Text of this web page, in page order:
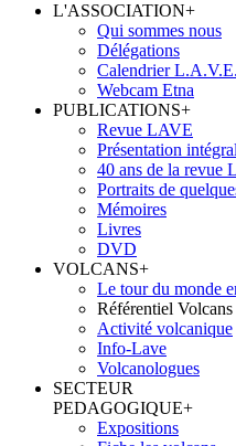
L'ASSOCIATION+
Qui sommes nous
Délégations
Calendrier L.A.V.E.
Webcam Etna
PUBLICATIONS+
Revue LAVE
Présentation
40 ans de la revue
Portraits de
Mémoires
Livres
DVD
VOLCANS+
Le tour du monde
Référentiel Volcans
Activité volcanique
Info-Lave
Volcanologues
SECTEUR
PEDAGOGIQUE+
Expositions